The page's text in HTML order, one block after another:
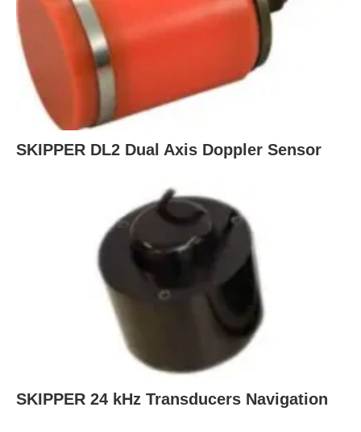
SKIPPER DL2 Dual Axis Doppler Sensor
SKIPPER 24 kHz Transducers Navigation